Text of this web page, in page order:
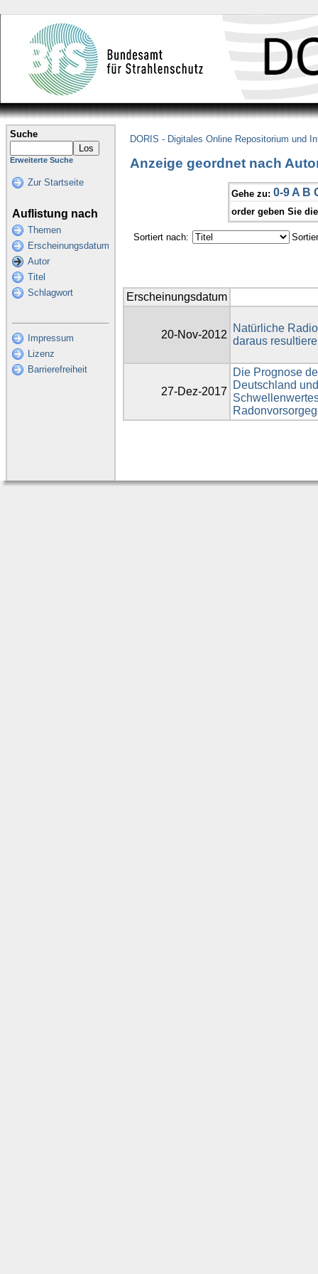
Suche
Erweiterte Suche
Zur Startseite
Auflistung nach
Themen
Erscheinungsdatum
Autor
Titel
Schlagwort
Impressum
Lizenz
Barrierefreiheit
DORIS - Digitales Online Repositorium und
Anzeige geordnet nach
Gehe zu: 0-9 A B
order geben Sie
Sortiert nach:
Erscheinungsdatum
20-Nov-2012
Natürliche
daraus
27-Dez-2017
Die Prognose
Deutschland